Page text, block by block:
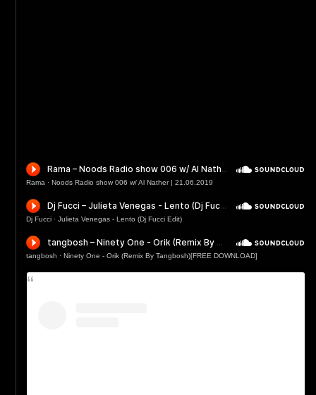
Rama · Noods Radio show 006 w/ Al Nather | 21.06.2019
Dj Fucci · Julieta Venegas - Lento (Dj Fucci Edit)
tangbosh · Ninety One - Orik (Remix By Tangbosh)[FREE DOWNLOAD]